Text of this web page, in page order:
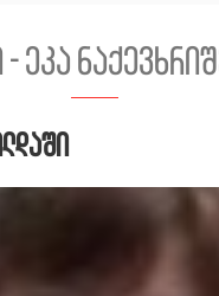
- ეკა